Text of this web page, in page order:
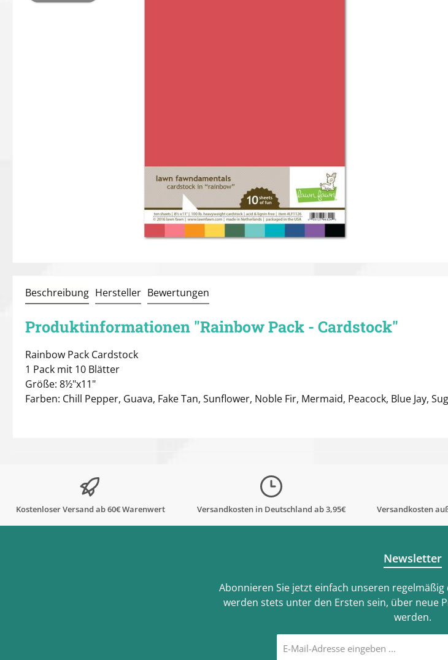
Beschreibung Hersteller Bewertungen
Produktinformationen "Rainbow Pack - Cardstock"
Rainbow Pack Cardstock
1 Pack mit 10 Blätter
Größe: 8½"x11"
Farben: Chill Pepper, Guava, Fake Tan, Sunflower, Noble Fir, Mermaid, Peacock, Blue Jay,
Kostenloser Versand ab 60€ Warenwert Versandkosten in Deutschland ab 3,95€ Versandkosten
Newsletter
Abonnieren Sie jetzt einfach unseren
werden stets unter den Ersten sein, über neue
werden.
Mail-